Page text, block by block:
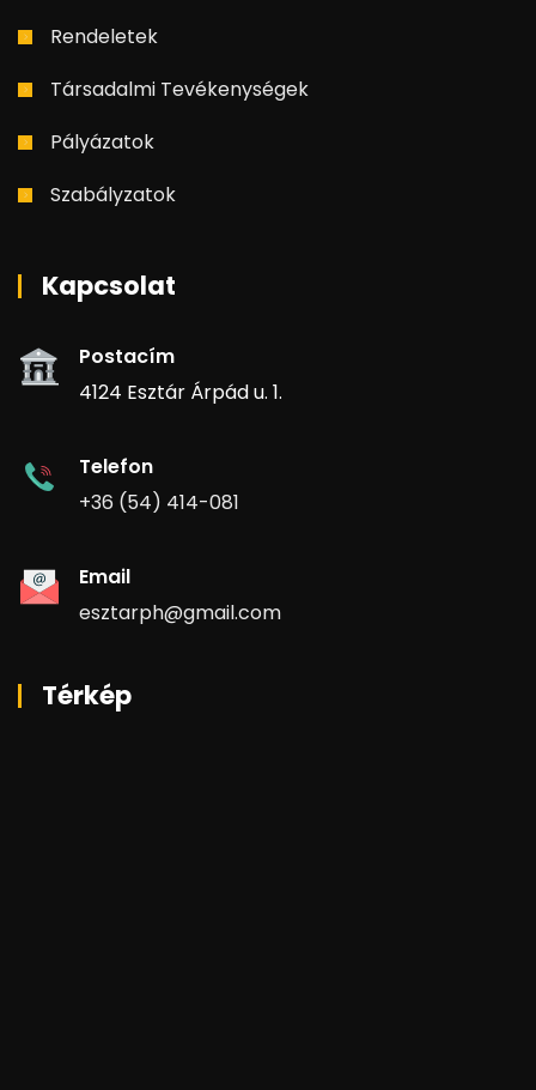
Rendeletek
Társadalmi Tevékenységek
Pályázatok
Szabályzatok
Kapcsolat
Postacím
4124 Esztár Árpád u. 1.
Telefon
+36 (54) 414-081
Email
esztarph@gmail.com
Térkép